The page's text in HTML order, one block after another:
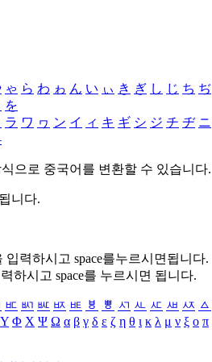
ゃ ら わ ゎ ん い ぃ き ぎ し じ ち ぢ
を
ラ ワ ヮ ン イ ィ キ ギ シ ジ チ ヂ ニ
으로 중국어를 변환할 수 있습니다.
니다.
입력하시고 space를누르시면됩니다.
하시고 space를 누르시면 됩니다.
ㅳ ㅴ ㅵ ㅶ ㅷ ㅸ ㅹ ㅺ ㅻ ㅼ ㅽ ㅾ ㅿ
Υ Φ Χ Ψ Ω α β γ δ ε ζ η θ ι κ λ μ ν ξ ο π